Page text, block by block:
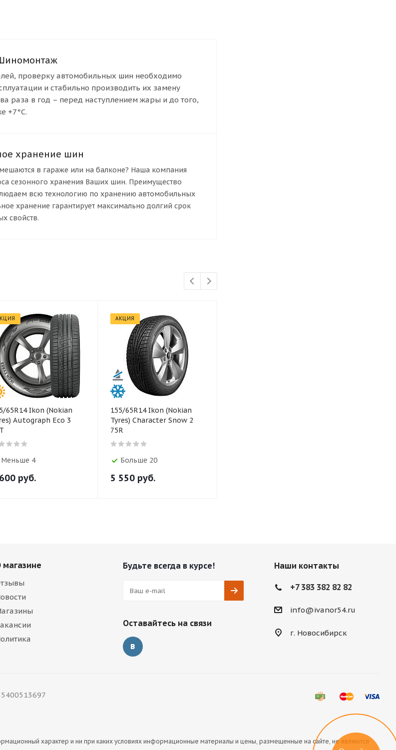
проверку автомобильных шин необходимо
и стабильно производить их замену
раза в год – перед наступлением жары и до того,
+7°С.
хранение шин
в гараже или на балконе? Наша компания
сезонного хранения Ваших шин. Преимущество
всю технологию по хранению автомобильных
хранение гарантирует максимально долгий срок
свойств.
Ikon (Nokian
Eco 3
Меньше 4
руб.
АКЦИЯ
155/65R14 Ikon (Nokian
Tyres) Character Snow 2
75R
Больше 20
5 550 руб.
магазине Будьте всегда в курсе!
Оставайтесь на связи
Наши контакты
+7 383 382 82 82
info@ivanor54.ru
г. Новосибирск
характер и ни при каких условиях информационные материалы и цены, размещенные на сайте, не являются